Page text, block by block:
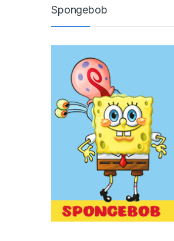
Spongebob